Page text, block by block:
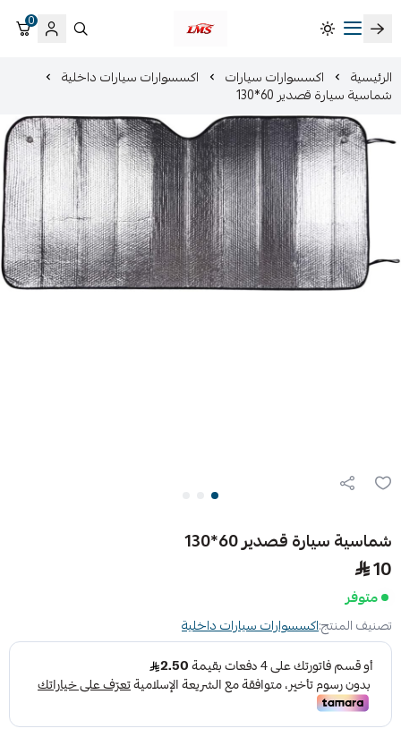
متجر لمسات الشرقية لزينة سيارات LMS
0
الرئيسية اكسسوارات سيارات اكسسوارات سيارات داخلية
شماسية سيارة قصدير 60*130
شماسية سيارة قصدير 60*130
10
متوفر
تصنيف المنتج:اكسسوارات سيارات داخلية